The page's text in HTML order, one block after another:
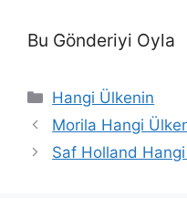
Bu Gönderiyi Oyla
Kategoriler
Hangi Ülkenin
Morila Hangi
Saf Holland